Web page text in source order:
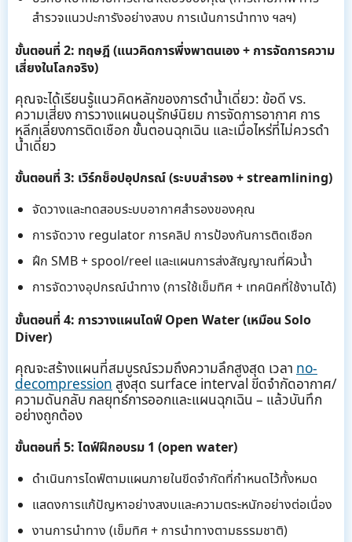
สำรวจแนวปะการังอย่างสงบ การเน้นการนำทาง ฯลฯ)
ขั้นตอนที่ 2: ทฤษฎี (แนวคิดการพึ่งพาตนเอง + การจัดการความ
เสี่ยงในโลกจริง)
คุณจะได้เรียนรู้แนวคิดหลักของการดำน้ำเดี่ยว: ข้อดี vs.
ความเสี่ยง การวางแผนอนุรักษ์นิยม การจัดการอากาศ การ
หลีกเลี่ยงการติดเชือก ขั้นตอนฉุกเฉิน และเมื่อไหร่ที่ไม่ควรดำ
น้ำเดี่ยว
ขั้นตอนที่ 3: เวิร์กช็อปอุปกรณ์ (ระบบสำรอง + streamlining)
จัดวางและทดสอบระบบอากาศสำรองของคุณ
การจัดวาง regulator การคลิป การป้องกันการติดเชือก
ฝึก SMB + spool/reel และแผนการส่งสัญญาณที่ผิวน้ำ
การจัดวางอุปกรณ์นำทาง (การใช้เข็มทิศ + เทคนิคที่ใช้งานได้)
ขั้นตอนที่ 4: การวางแผนไดฟ์ Open Water (เหมือน Solo
Diver)
คุณจะสร้างแผนที่สมบูรณ์รวมถึงความลึกสูงสุด เวลาno-
decompressionสูงสุด surface interval ขีดจำกัดอากาศ/
ความดันกลับ กลยุทธ์การออกและแผนฉุกเฉิน – แล้วบันทึก
อย่างถูกต้อง
ขั้นตอนที่ 5: ไดฟ์ฝึกอบรม 1 (open water)
ดำเนินการไดฟ์ตามแผนภายในขีดจำกัดที่กำหนดไว้ทั้งหมด
แสดงการแก้ปัญหาอย่างสงบและความตระหนักอย่างต่อเนื่อง
งานการนำทาง (เข็มทิศ + การนำทางตามธรรมชาติ)